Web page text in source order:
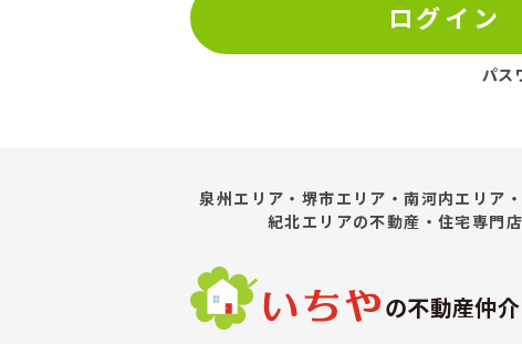
ログイン
パス
泉州エリア・堺市エリア・南河内エリア・
紀北エリアの不動産・住宅専門店
の不動産仲介